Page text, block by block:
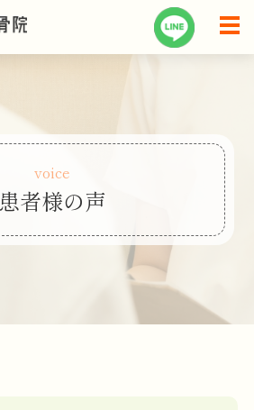
voice
患者様の声